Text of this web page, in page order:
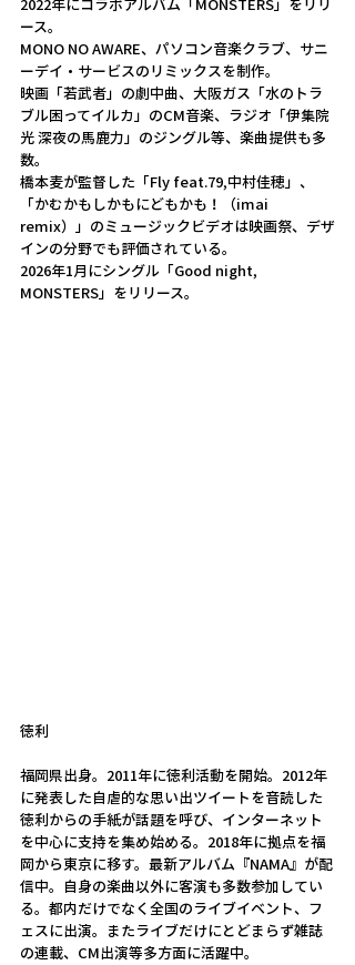
ース。
MONO NO AWARE、パソコン音楽クラブ、サニ
ーデイ・サービスのリミックスを制作。
映画「若武者」の劇中曲、大阪ガス「水のトラ
ブル困ってイルカ」のCM音楽、ラジオ「伊集院
光 深夜の馬鹿力」のジングル等、楽曲提供も多
数。
橋本麦が監督した「Fly feat.79,中村佳穂」、
「かむかもしかもにどもかも！（imai
remix）」のミュージックビデオは映画祭、デザ
インの分野でも評価されている。
2026年1月にシングル「Good night,
MONSTERS」をリリース。
徳利
福岡県出身。2011年に徳利活動を開始。2012年
に発表した自虐的な思い出ツイートを音読した
徳利からの手紙が話題を呼び、インターネット
を中心に支持を集め始める。2018年に拠点を福
岡から東京に移す。最新アルバム『NAMA』が配
信中。自身の楽曲以外に客演も多数参加してい
る。都内だけでなく全国のライブイベント、フ
ェスに出演。またライブだけにとどまらず雑誌
の連載、CM出演等多方面に活躍中。